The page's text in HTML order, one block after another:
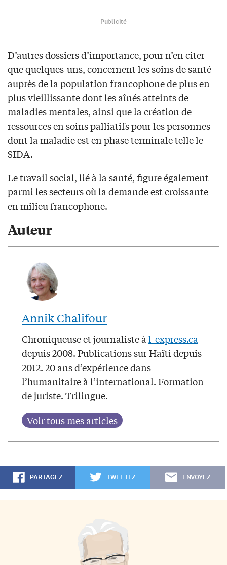
Publicité
D’autres dossiers d’importance, pour n’en citer
que quelques-uns, concernent les soins de santé
auprès de la population francophone de plus en
plus vieillissante dont les aînés atteints de
maladies mentales, ainsi que la création de
ressources en soins palliatifs pour les personnes
dont la maladie est en phase terminale telle le
SIDA.
Le travail social, lié à la santé, figure également
parmi les secteurs où la demande est croissante
en milieu francophone.
Auteur
Annik Chalifour
Chroniqueuse et journaliste àl-express.ca
depuis 2008. Publications sur Haïti depuis
2012. 20 ans d’expérience dans
l’humanitaire à l’international. Formation
de juriste. Trilingue.
PARTAGEZ TWEETEZ ENVOYEZ